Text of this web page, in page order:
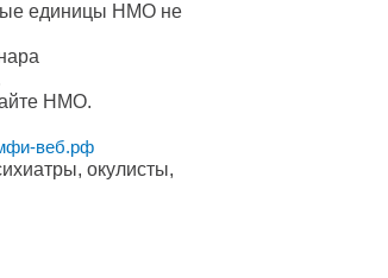
единицы НМО не
НМО.
веб.рф
окулисты,